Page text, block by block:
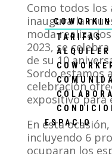
TARIFAS
ESPACIO
Como todos los
inaugura la
moda
2023, se
de su 10
Sordo estamos
celebración
expositivo para
En esta
incluyendo 6
ocuparan los